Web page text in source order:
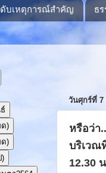
บเหตุการณ์สำคัญ ธ
ขุ
วันศุกร์ที่ 7
หรือว่า
บริเวณ
12.30
)
)
)